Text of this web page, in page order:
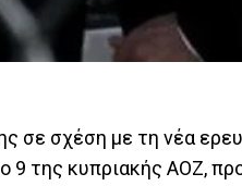
σε σχέση με τη νέα
9 της κυπριακής ΑΟΖ,